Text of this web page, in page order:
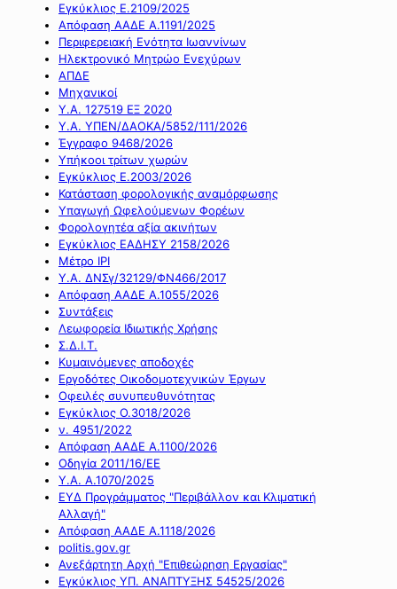
Εγκύκλιος Ε.2109/2025
Απόφαση ΑΑΔΕ Α.1191/2025
Περιφερειακή Ενότητα Ιωαννίνων
Ηλεκτρονικό Μητρώο Ενεχύρων
ΑΠΔΕ
Μηχανικοί
Υ.Α. 127519 ΕΞ 2020
Υ.Α. ΥΠΕΝ/ΔΑΟΚΑ/5852/111/2026
Έγγραφο 9468/2026
Υπήκοοι τρίτων χωρών
Εγκύκλιος Ε.2003/2026
Κατάσταση φορολογικής αναμόρφωσης
Υπαγωγή Ωφελούμενων Φορέων
Φορολογητέα αξία ακινήτων
Εγκύκλιος ΕΑΔΗΣΥ 2158/2026
Μέτρο IPI
Υ.Α. ΔΝΣγ/32129/ΦΝ466/2017
Απόφαση ΑΑΔΕ Α.1055/2026
Συντάξεις
Λεωφορεία Ιδιωτικής Χρήσης
Σ.Δ.Ι.Τ.
Κυμαινόμενες αποδοχές
Εργοδότες Οικοδομοτεχνικών Έργων
Οφειλές συνυπευθυνότητας
Εγκύκλιος Ο.3018/2026
ν. 4951/2022
Απόφαση ΑΑΔΕ Α.1100/2026
Οδηγία 2011/16/ΕΕ
Υ.Α. Α.1070/2025
ΕΥΔ Προγράμματος "Περιβάλλον και Κλιματική
Αλλαγή"
Απόφαση ΑΑΔΕ Α.1118/2026
politis.gov.gr
Ανεξάρτητη Αρχή "Επιθεώρηση Εργασίας"
Εγκύκλιος ΥΠ. ΑΝΑΠΤΥΞΗΣ 54525/2026